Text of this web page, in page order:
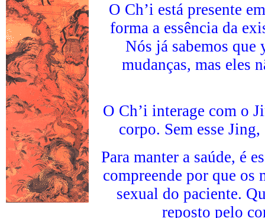
O Ch’i está presente
forma a essência da
Nós já sabemos que
mudanças, mas eles
O Ch’i interage com o
corpo. Sem esse
Para manter a saúde, é
compreende por que os
sexual do paciente.
reposto pelo